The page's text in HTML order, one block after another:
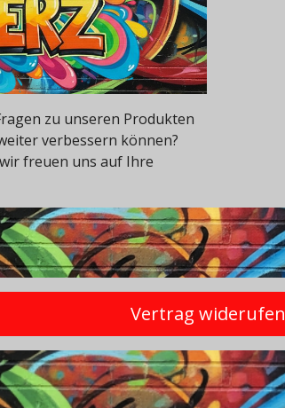
zu unseren Produkten
verbessern können?
freuen uns auf Ihre
Vertrag widerufen